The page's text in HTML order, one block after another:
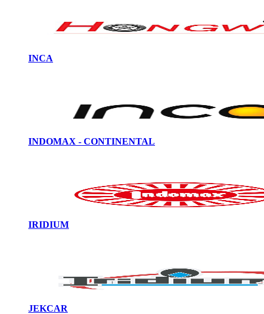
INCA
INDOMAX - CONTINENTAL
IRIDIUM
JEKCAR